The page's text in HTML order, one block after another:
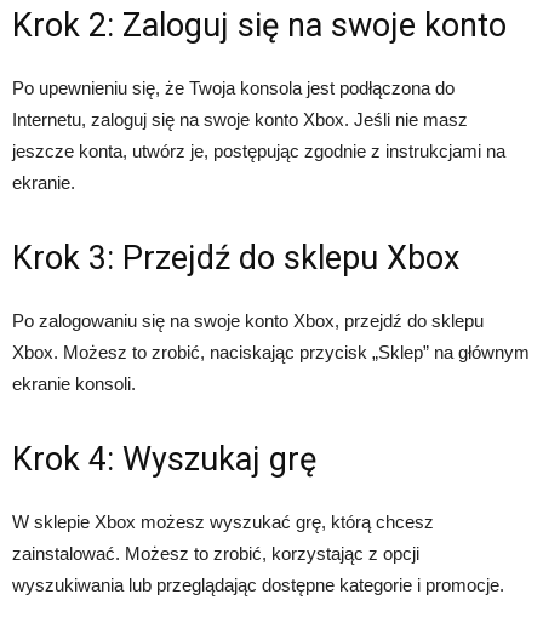
Krok 2: Zaloguj się na swoje konto
Po upewnieniu się, że Twoja konsola jest podłączona do
Internetu, zaloguj się na swoje konto Xbox. Jeśli nie masz
jeszcze konta, utwórz je, postępując zgodnie z instrukcjami na
ekranie.
Krok 3: Przejdź do sklepu Xbox
Po zalogowaniu się na swoje konto Xbox, przejdź do sklepu
Xbox. Możesz to zrobić, naciskając przycisk „Sklep” na głównym
ekranie konsoli.
Krok 4: Wyszukaj grę
W sklepie Xbox możesz wyszukać grę, którą chcesz
zainstalować. Możesz to zrobić, korzystając z opcji
wyszukiwania lub przeglądając dostępne kategorie i promocje.